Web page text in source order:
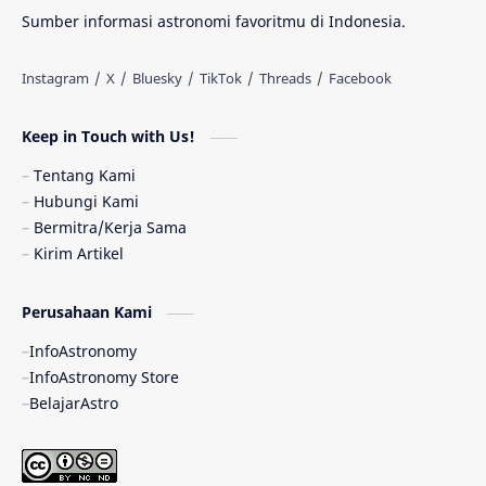
Quasar
Ulasan
Gelombang Gravitasi
Kerdil Putih LAPAN
Olimpiade Sains Nasional
Sumber informasi astronomi favoritmu di Indonesia.
Keep in Touch with Us!
Tentang Kami
Hubungi Kami
Bermitra/Kerja Sama
Kirim Artikel
Perusahaan Kami
InfoAstronomy
InfoAstronomy Store
BelajarAstro